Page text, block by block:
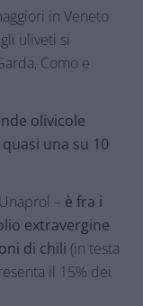
in Veneto
uliveti si
Como e
olivicole
una su 10
– è fra i
extravergine
di chili (in testa
il 15% dei